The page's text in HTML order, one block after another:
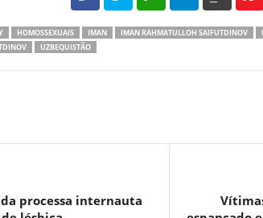
HOMOSSEXUAIS IMAN IMAN RAHMATULLOH SAIFUTDINOV
UZBEQUISTÃO
processa internauta